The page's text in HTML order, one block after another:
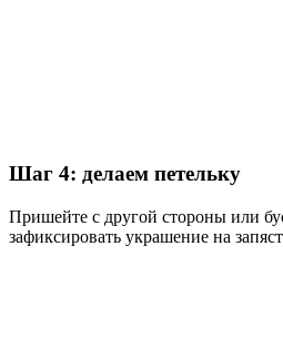
Шаг 4: делаем петельку
Пришейте с другой стороны или
зафиксировать украшение на